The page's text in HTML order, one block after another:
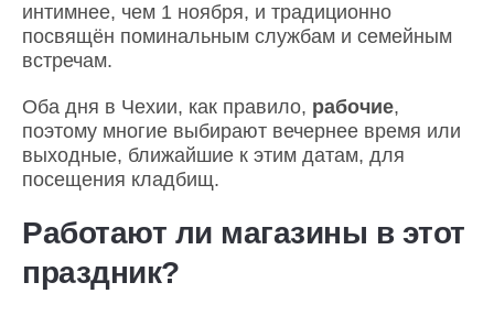
интимнее, чем 1 ноября, и традиционно
посвящён поминальным службам и семейным
встречам.
Оба дня в Чехии, как правило, рабочие,
поэтому многие выбирают вечернее время или
выходные, ближайшие к этим датам, для
посещения кладбищ.
Работают ли магазины в этот
праздник?